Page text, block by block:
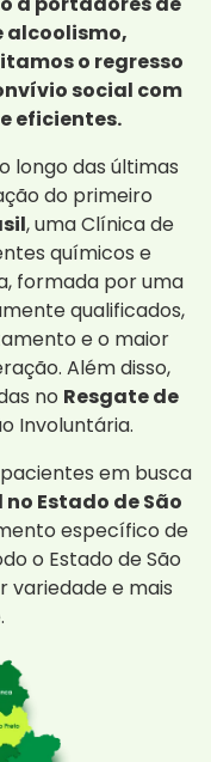
alcoolismo,
o regresso
social com
eficientes.
longo das últimas
do primeiro
, uma Clínica de
químicos e
formada por uma
qualificados,
e o maior
Além disso,
no Resgate de
Involuntária.
em busca
Estado de São
específico de
o Estado de São
variedade e mais